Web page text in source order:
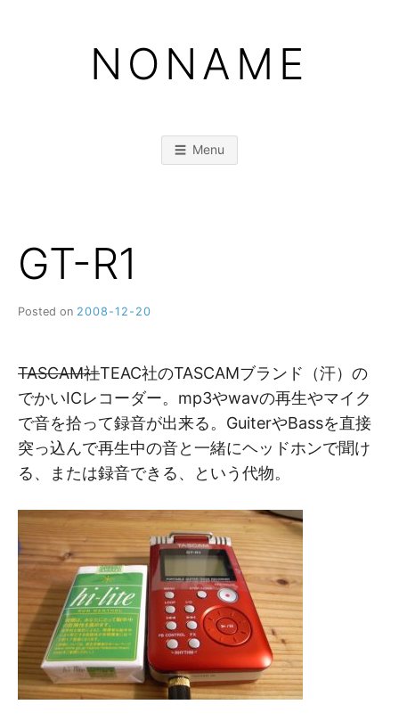
NONAME
Menu
GT-R1
Posted on 2008-12-20
TASCAM社TEAC社のTASCAMブランド（汗）の
でかいICレコーダー。mp3やwavの再生やマイク
で音を拾って録音が出来る。GuiterやBassを直接
突っ込んで再生中の音と一緒にヘッドホンで聞け
る、または録音できる、という代物。